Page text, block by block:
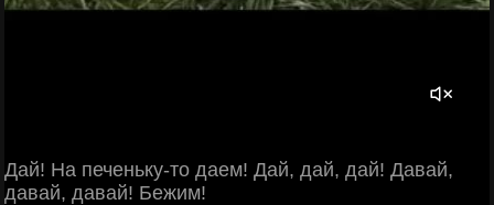
Дай! На печеньку-то даем! Дай, дай, дай! Давай,
давай, давай! Бежим!